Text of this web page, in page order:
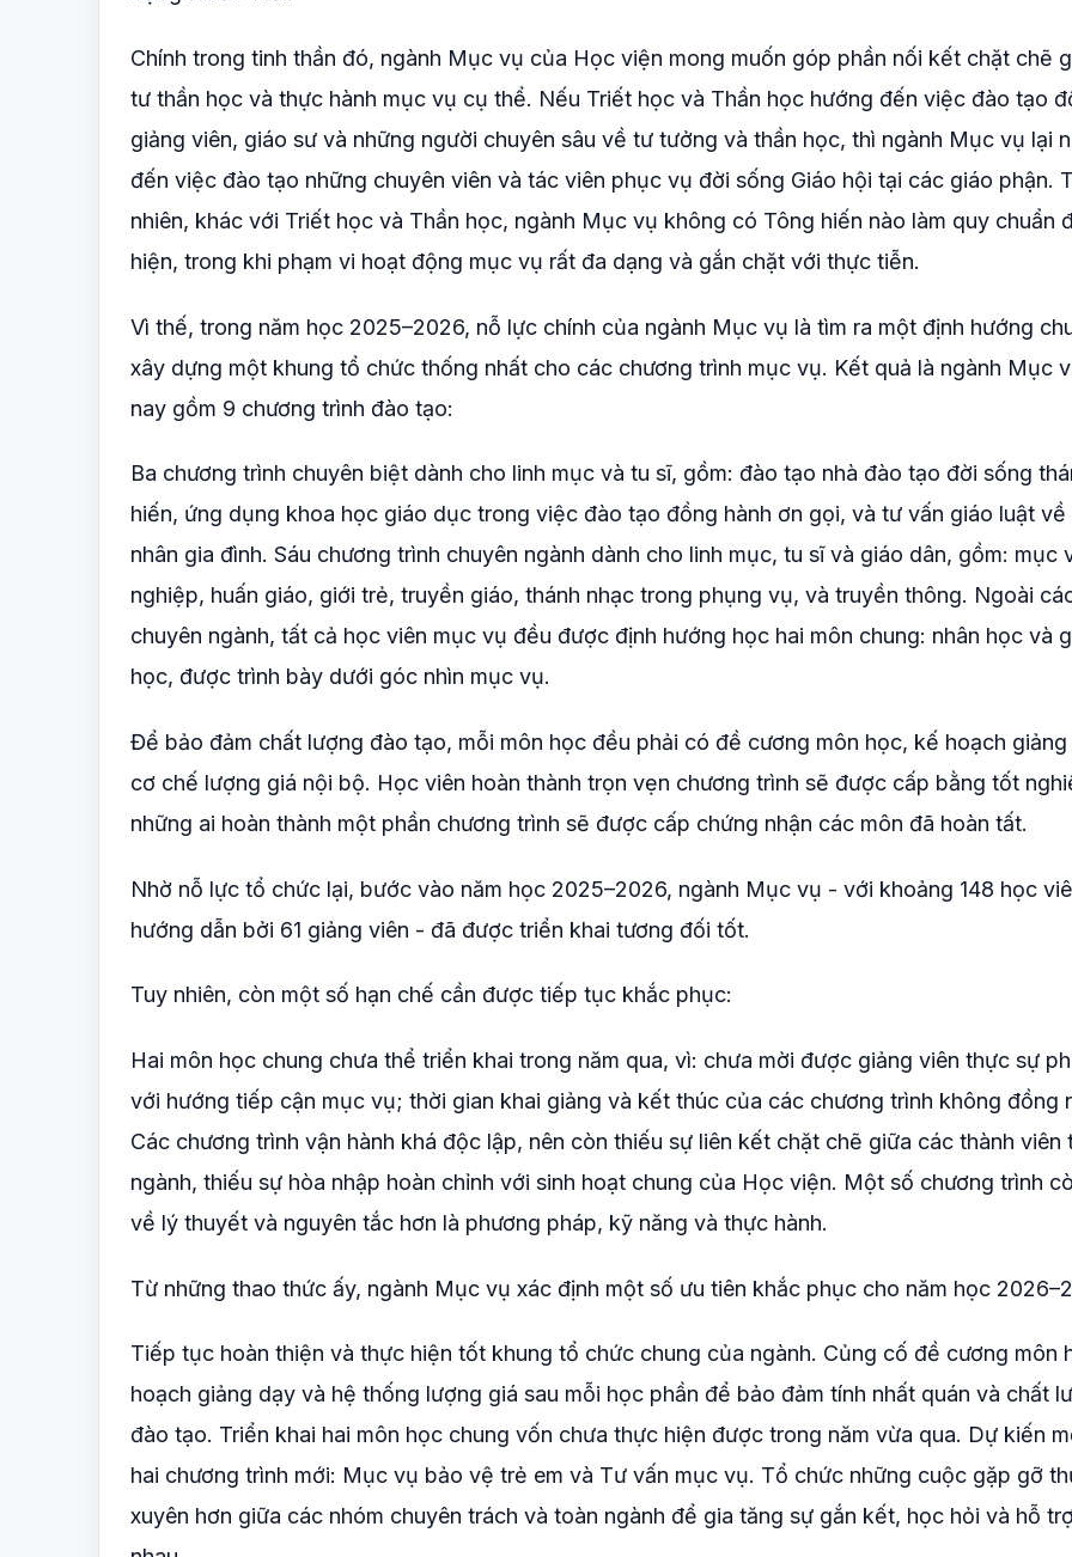
Chính trong tinh thần đó, ngành Mục vụ của Học viện mong muốn góp phần nối kết chặt chẽ
tư thần học và thực hành mục vụ cụ thể. Nếu Triết học và Thần học hướng đến việc đào tạo
giảng viên, giáo sư và những người chuyên sâu về tư tưởng và thần học, thì ngành Mục vụ lại
đến việc đào tạo những chuyên viên và tác viên phục vụ đời sống Giáo hội tại các giáo phận.
nhiên, khác với Triết học và Thần học, ngành Mục vụ không có Tông hiến nào làm quy chuẩn
hiện, trong khi phạm vi hoạt động mục vụ rất đa dạng và gắn chặt với thực tiễn.
Vì thế, trong năm học 2025–2026, nỗ lực chính của ngành Mục vụ là tìm ra một định hướng
xây dựng một khung tổ chức thống nhất cho các chương trình mục vụ. Kết quả là ngành Mục
nay gồm 9 chương trình đào tạo:
Ba chương trình chuyên biệt dành cho linh mục và tu sĩ, gồm: đào tạo nhà đào tạo đời sống
hiến, ứng dụng khoa học giáo dục trong việc đào tạo đồng hành ơn gọi, và tư vấn giáo luật về
nhân gia đình. Sáu chương trình chuyên ngành dành cho linh mục, tu sĩ và giáo dân, gồm: mục
nghiệp, huấn giáo, giới trẻ, truyền giáo, thánh nhạc trong phụng vụ, và truyền thông. Ngoài
chuyên ngành, tất cả học viên mục vụ đều được định hướng học hai môn chung: nhân học và
học, được trình bày dưới góc nhìn mục vụ.
Để bảo đảm chất lượng đào tạo, mỗi môn học đều phải có đề cương môn học, kế hoạch giảng
cơ chế lượng giá nội bộ. Học viên hoàn thành trọn vẹn chương trình sẽ được cấp bằng tốt
những ai hoàn thành một phần chương trình sẽ được cấp chứng nhận các môn đã hoàn tất.
Nhờ nỗ lực tổ chức lại, bước vào năm học 2025–2026, ngành Mục vụ - với khoảng 148 học
hướng dẫn bởi 61 giảng viên - đã được triển khai tương đối tốt.
Tuy nhiên, còn một số hạn chế cần được tiếp tục khắc phục:
Hai môn học chung chưa thể triển khai trong năm qua, vì: chưa mời được giảng viên thực sự
với hướng tiếp cận mục vụ; thời gian khai giảng và kết thúc của các chương trình không đồng
Các chương trình vận hành khá độc lập, nên còn thiếu sự liên kết chặt chẽ giữa các thành viên
ngành, thiếu sự hòa nhập hoàn chỉnh với sinh hoạt chung của Học viện. Một số chương trình
về lý thuyết và nguyên tắc hơn là phương pháp, kỹ năng và thực hành.
Từ những thao thức ấy, ngành Mục vụ xác định một số ưu tiên khắc phục cho năm học
Tiếp tục hoàn thiện và thực hiện tốt khung tổ chức chung của ngành. Củng cố đề cương môn
hoạch giảng dạy và hệ thống lượng giá sau mỗi học phần để bảo đảm tính nhất quán và chất
đào tạo. Triển khai hai môn học chung vốn chưa thực hiện được trong năm vừa qua. Dự kiến
hai chương trình mới: Mục vụ bảo vệ trẻ em và Tư vấn mục vụ. Tổ chức những cuộc gặp gỡ
xuyên hơn giữa các nhóm chuyên trách và toàn ngành để gia tăng sự gắn kết, học hỏi và hỗ